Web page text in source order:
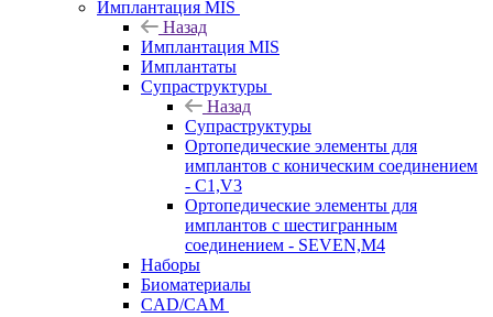
Имплантация MIS
Назад
Имплантация MIS
Имплантаты
Супраструктуры
Назад
Супраструктуры
Ортопедические элементы для
имплантов с коническим соединением
- C1,V3
Ортопедические элементы для
имплантов с шестигранным
соединением - SEVEN,M4
Наборы
Биоматериалы
CAD/CAM